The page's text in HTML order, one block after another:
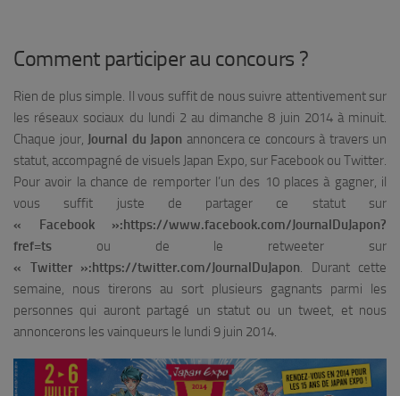
Comment participer au concours ?
Rien de plus simple. Il vous suffit de nous suivre attentivement sur
les réseaux sociaux du lundi 2 au dimanche 8 juin 2014 à minuit.
Chaque jour, Journal du Japon annoncera ce concours à travers un
statut, accompagné de visuels Japan Expo, sur Facebook ou Twitter.
Pour avoir la chance de remporter l’un des 10 places à gagner, il
vous suffit juste de partager ce statut sur
« Facebook »:https://www.facebook.com/JournalDuJapon?
fref=ts ou de le retweeter sur
« Twitter »:https://twitter.com/JournalDuJapon. Durant cette
semaine, nous tirerons au sort plusieurs gagnants parmi les
personnes qui auront partagé un statut ou un tweet, et nous
annoncerons les vainqueurs le lundi 9 juin 2014.